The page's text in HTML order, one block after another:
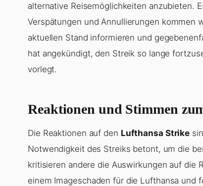
alternative Reisemöglichkeiten anzubieten.
Verspätungen und Annullierungen kommen
aktuellen Stand informieren und
hat angekündigt, den Streik so lange
vorlegt.
Reaktionen und Stimmen
Die Reaktionen auf den Lufthansa Strike
Notwendigkeit des Streiks betont, um die
kritisieren andere die Auswirkungen auf die
einem Imageschaden für die Lufthansa und